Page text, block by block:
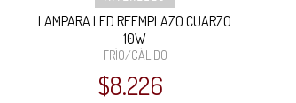
LAMPARA LED REEMPLAZO CUARZO
10W
FRÍO/CÁLIDO
$8.226